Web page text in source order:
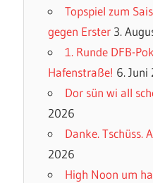
Topspiel zum
gegen Erster 3.
1. Runde DFB-
Hafenstraße! 6. Juni
Dor sün wi all
2026
Danke. Tschüss.
2026
High Noon um